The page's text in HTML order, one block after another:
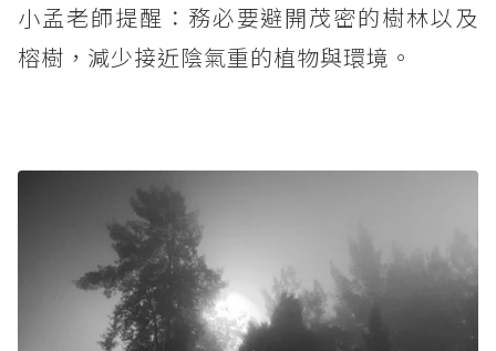
小孟老師提醒：務必要避開茂密的樹林以及
榕樹，減少接近陰氣重的植物與環境。